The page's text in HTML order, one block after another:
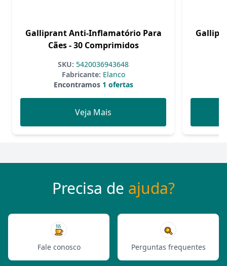
Galliprant Anti-Inflamatório Para
Cães - 30 Comprimidos
SKU: 5420036943648
Fabricante: Elanco
Encontramos1 ofertas
Veja Mais
Precisa de ajuda?
Fale conosco Perguntas frequentes